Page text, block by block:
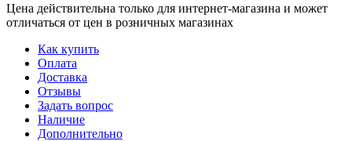
Цена действительна только для интернет-магазина и может
отличаться от цен в розничных магазинах
Как купить
Оплата
Доставка
Отзывы
Задать вопрос
Наличие
Дополнительно